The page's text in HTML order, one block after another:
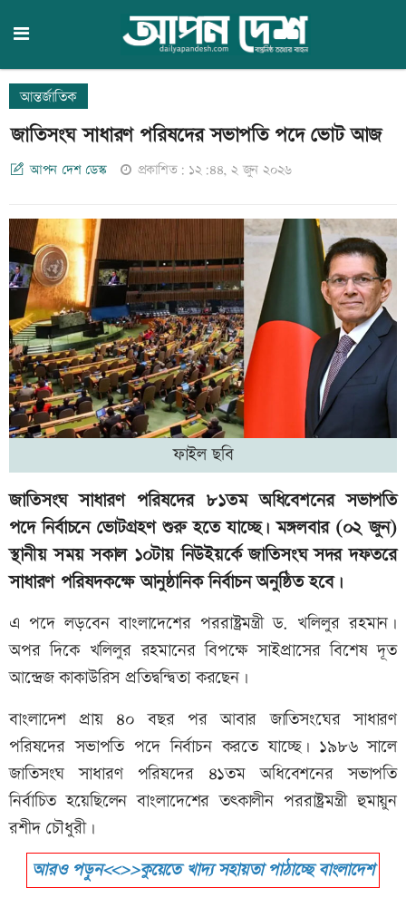
আন্তর্জাতিক
জাতিসংঘ সাধারণ পরিষদের সভাপতি পদে ভোট আজ
আপন দেশ ডেস্ক প্রকাশিত: ১২:৪৪, ২ জুন ২০২৬
ফাইল ছবি
জাতিসংঘ সাধারণ পরিষদের ৮১তম অধিবেশনের সভাপতি
পদে নির্বাচনে ভোটগ্রহণ শুরু হতে যাচ্ছে। মঙ্গলবার (০২ জুন)
স্থানীয় সময় সকাল ১০টায় নিউইয়র্কে জাতিসংঘ সদর দফতরে
সাধারণ পরিষদকক্ষে আনুষ্ঠানিক নির্বাচন অনুষ্ঠিত হবে।
এ পদে লড়বেন বাংলাদেশের পররাষ্ট্রমন্ত্রী ড. খলিলুর রহমান।
অপর দিকে খলিলুর রহমানের বিপক্ষে সাইপ্রাসের বিশেষ দূত
আন্দ্রেজ কাকাউরিস প্রতিদ্বন্দ্বিতা করছেন।
বাংলাদেশ প্রায় ৪০ বছর পর আবার জাতিসংঘের সাধারণ
পরিষদের সভাপতি পদে নির্বাচন করতে যাচ্ছে। ১৯৮৬ সালে
জাতিসংঘ সাধারণ পরিষদের ৪১তম অধিবেশনের সভাপতি
নির্বাচিত হয়েছিলেন বাংলাদেশের তৎকালীন পররাষ্ট্রমন্ত্রী হুমায়ুন
রশীদ চৌধুরী।
আরও পড়ুন<<>>কুয়েতে খাদ্য সহায়তা পাঠাচ্ছে বাংলাদেশ